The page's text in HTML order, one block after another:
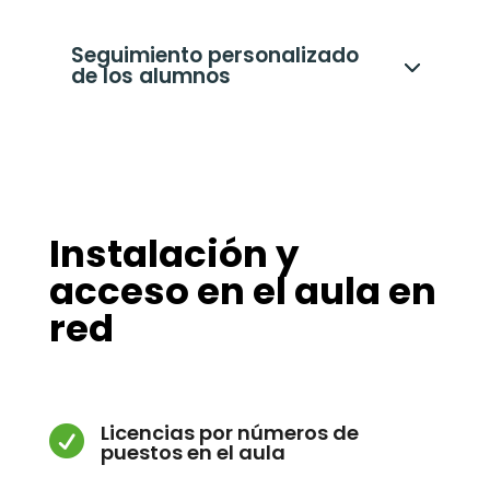
Seguimiento personalizado
de los alumnos
Instalación y
acceso en el aula en
red
 Licencias por números de
puestos en el aula